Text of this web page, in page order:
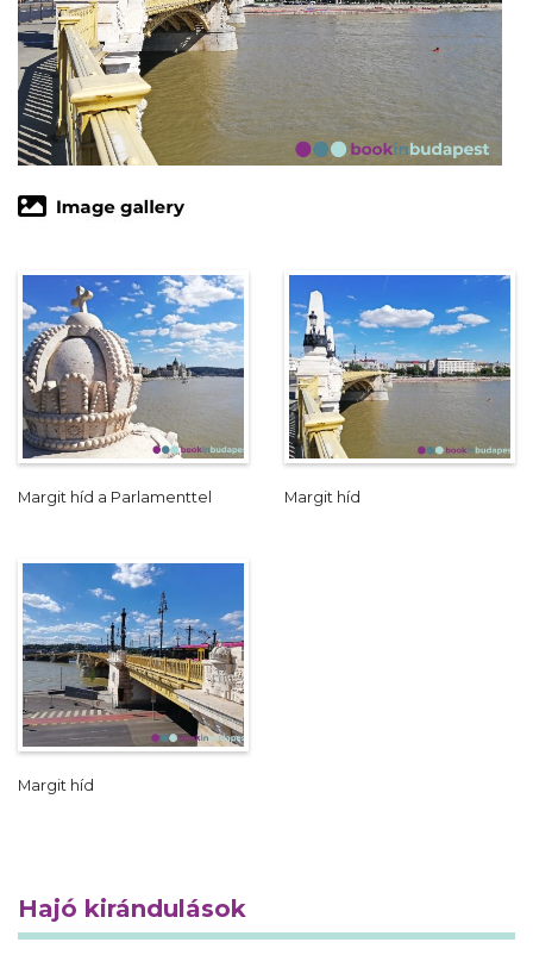
Margit híd a Parlamenttel Margit híd
Margit híd
Hajó kirándulások